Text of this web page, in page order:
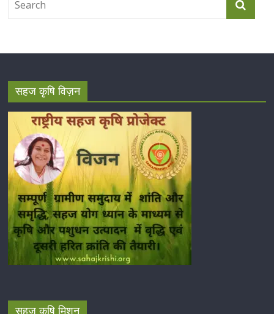
सहज कृषि विज़न
सहज कृषि मिशन